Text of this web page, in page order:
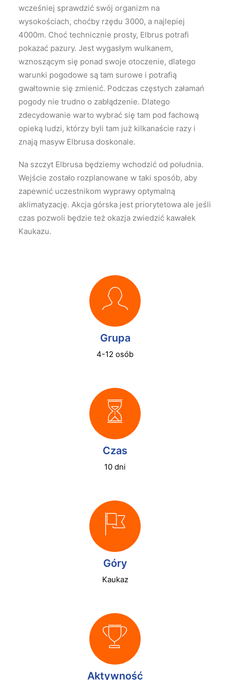
wcześniej sprawdzić swój organizm na
wysokościach, choćby rzędu 3000, a najlepiej
4000m. Choć technicznie prosty, Elbrus potrafi
pokazać pazury. Jest wygasłym wulkanem,
wznoszącym się ponad swoje otoczenie, dlatego
warunki pogodowe są tam surowe i potrafią
gwałtownie się zmienić. Podczas częstych załamań
pogody nie trudno o zabłądzenie. Dlatego
zdecydowanie warto wybrać się tam pod fachową
opieką ludzi, którzy byli tam już kilkanaście razy i
znają masyw Elbrusa doskonale.
Na szczyt Elbrusa będziemy wchodzić od południa.
Wejście zostało rozplanowane w taki sposób, aby
zapewnić uczestnikom wyprawy optymalną
aklimatyzację. Akcja górska jest priorytetowa ale jeśli
czas pozwoli będzie też okazja zwiedzić kawałek
Kaukazu.
Grupa
4-12 osób
Czas
10 dni
Góry
Kaukaz
Aktywność